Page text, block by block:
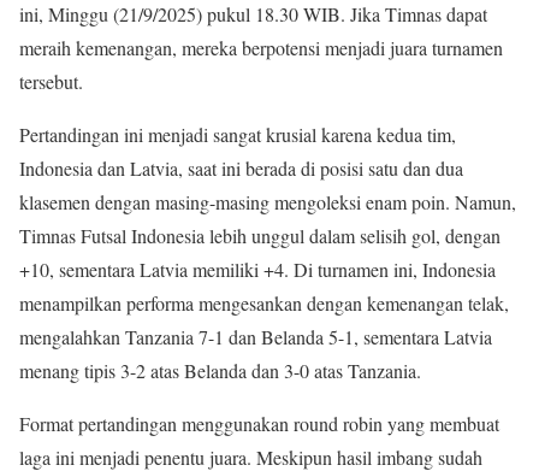
ini, Minggu (21/9/2025) pukul 18.30 WIB. Jika Timnas dapat
meraih kemenangan, mereka berpotensi menjadi juara turnamen
tersebut.
Pertandingan ini menjadi sangat krusial karena kedua tim,
Indonesia dan Latvia, saat ini berada di posisi satu dan dua
klasemen dengan masing-masing mengoleksi enam poin. Namun,
Timnas Futsal Indonesia lebih unggul dalam selisih gol, dengan
+10, sementara Latvia memiliki +4. Di turnamen ini, Indonesia
menampilkan performa mengesankan dengan kemenangan telak,
mengalahkan Tanzania 7-1 dan Belanda 5-1, sementara Latvia
menang tipis 3-2 atas Belanda dan 3-0 atas Tanzania.
Format pertandingan menggunakan round robin yang membuat
laga ini menjadi penentu juara. Meskipun hasil imbang sudah